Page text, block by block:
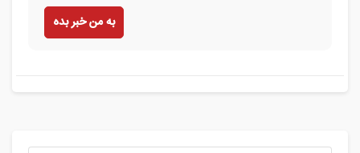
به من خبر بده